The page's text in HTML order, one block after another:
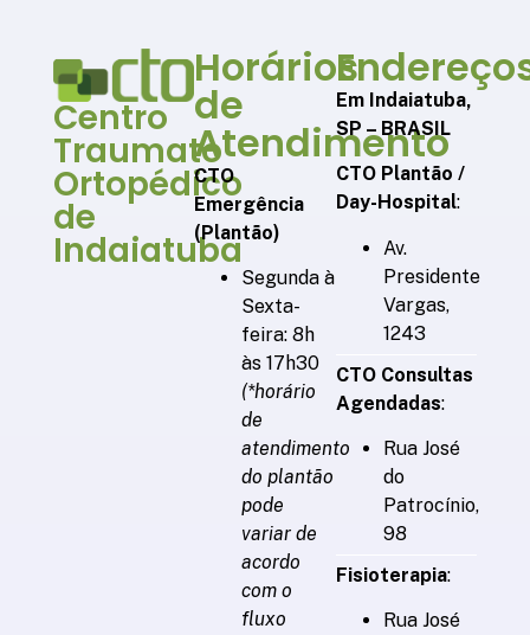
Centro
Traumato
Ortopédico
de
Indaiatuba
Horários
de
Atendimento
CTO
Emergência
(Plantão)
Segunda à
Sexta-
feira: 8h
às 17h30
(*horário
de
atendimento
do plantão
pode
variar de
acordo
com o
fluxo
Em Indaiatuba,
SP – BRASIL
CTO Plantão /
Day-Hospital:
Av.
Presidente
Vargas,
1243
CTO Consultas
Agendadas:
Rua José
do
Patrocínio,
98
Fisioterapia:
Rua José